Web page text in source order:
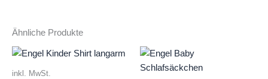
Ähnliche Produkte
inkl. MwSt.